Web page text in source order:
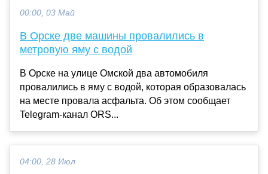
00:00, 03 Май
В Орске две машины провалились в
метровую яму с водой
В Орске на улице Омской два автомобиля
провалились в яму с водой, которая образовалась
на месте провала асфальта. Об этом сообщает
Telegram-канал ORS...
04:00, 28 Июл